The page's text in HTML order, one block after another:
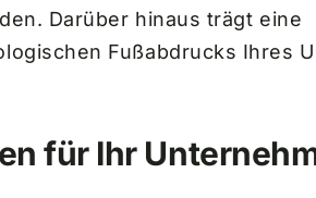
Darüber hinaus trägt eine
Fußabdrucks Ihres
für Ihr